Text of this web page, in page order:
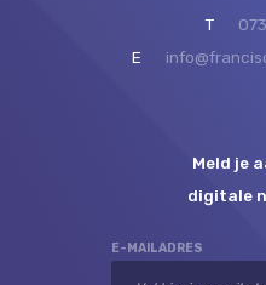
T
E
Meld je
digitale
E-MAILADRES